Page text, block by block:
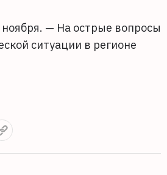
— На острые вопросы
ситуации в регионе